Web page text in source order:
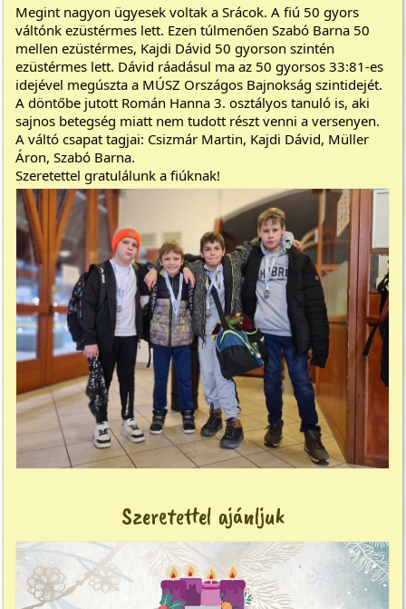
Megint nagyon ügyesek voltak a Srácok. A fiú 50 gyors
váltónk ezüstérmes lett. Ezen túlmenően Szabó Barna 50
mellen ezüstérmes, Kajdi Dávid 50 gyorson szintén
ezüstérmes lett. Dávid ráadásul ma az 50 gyorsos 33:81-es
idejével megúszta a MÚSZ Országos Bajnokság szintidejét.
A döntőbe jutott Román Hanna 3. osztályos tanuló is, aki
sajnos betegség miatt nem tudott részt venni a versenyen.
A váltó csapat tagjai: Csizmár Martin, Kajdi Dávid, Müller
Áron, Szabó Barna.
Szeretettel gratulálunk a fiúknak!
Szeretettel ajánljuk